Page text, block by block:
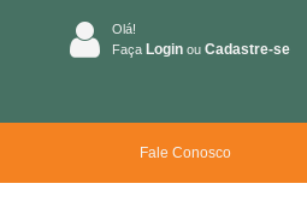
Olá!
Faça Login ou Cadastre-se
Fale Conosco